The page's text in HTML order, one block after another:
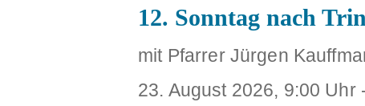
12. Sonntag nach
mit Pfarrer Jürgen
23. August 2026, 9:00 Uhr